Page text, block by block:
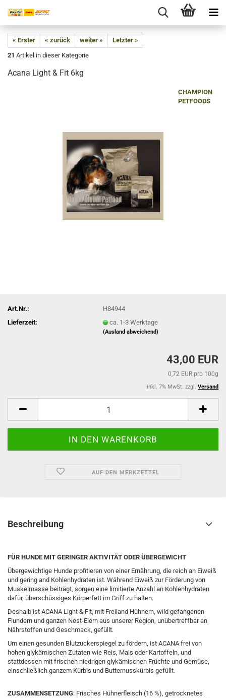
« Erster « zurück weiter »
Letzter »
21 Artikel in dieser Kategorie
Acana Light & Fit 6kg
CHAMPION
PETFOODS
Art.Nr.:
H84944
Lieferzeit:
ca. 1-3 Werktage
(Ausland abweichend)
43,00 EUR
0,72 EUR pro 100g
inkl. 7% MwSt. zzgl. Versand
AUF DEN MERKZETTEL
Beschreibung
FÜR HUNDE MIT GERINGER AKTIVITÄT ODER ÜBERGEWICHT
Übergewichtige Hunde profitieren von einer Ernährung, die reich an Eiweiß
und gering and Kohlenhydraten ist. Während Eiweiß zur Förderung von
Muskelmasse beiträgt, sorgen eine limitierte Anzahl an Kohlenhydraten
dafür, überschüssiges Körperfett im Griff zu halten.
Deshalb ist ACANA Light & Fit, mit Freiland Hühnern, wild gefangenen
Flundern und ganzen Nest-Eiern aus unserer Region, unübertreffbar an
Nährstoffen und Geschmack, gefüllt.
Um einen gesunden Blutzuckerspiegel zu fördern, ist ACANA frei von
hohen glykämischen Zutaten wie Reis, Mais oder Kartoffeln, und
stattdessen mit frischen niedrigen glykämischen Früchte und Gemüse,
einschließlich ganzem Kürbis und Butternusskürbis gefüllt.
ZUSAMMENSETZUNG: Frisches Hühnerfleisch (16 %), getrocknetes